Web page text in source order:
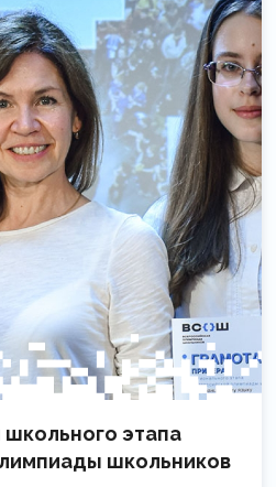
этапа
школьников